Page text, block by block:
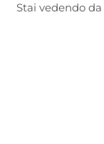
Stai vedendo da